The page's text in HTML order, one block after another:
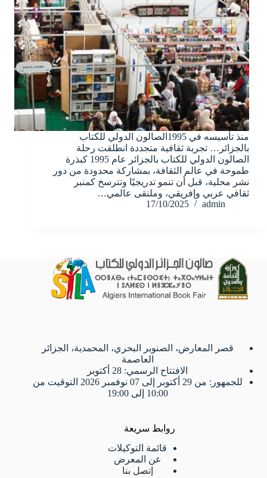
منذ تأسيسه في 1995الصالون الدولي للكتاب
بالجزائر… تجربة ثقافية متجددة انطلقت رحلة
الصالون الدولي للكتاب بالجزائر عام 1995 كبذرة
طموحة في عالم الثقافة، بمشاركة محدودة من دور
نشر محلية، قبل أن تنمو تدريجيًا وتترسخ كمنبر
ثقافي عربي وإفريقي، وملتقى عالمي…
admin
17/10/2025
قصر المعارض، الصنوبر البحري، المحمدية، الجزائر
العاصمة
الافتتاح الرسمي: 28 أكتوبر
للجمهور: من 29 أكتوبر إلى 07 نوفمبر 2026 التوقيت من
10:00 إلى 19:00
روابط سريعة
قائمة التوكيلات
عن المعرض
إتصل بنا